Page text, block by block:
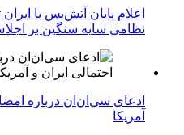
اعلام پایان آتش‌بس با
نظامی سایه سنگین بر
ادعای سی‌ان‌ان درباره
آمریکا